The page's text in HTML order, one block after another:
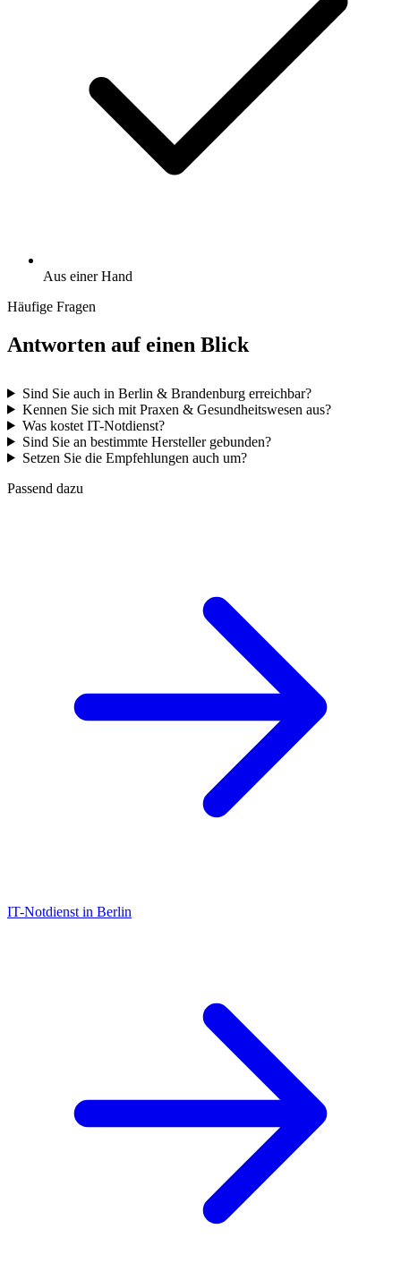
Aus einer Hand
Häufige Fragen
Antworten auf einen Blick
Sind Sie auch in Berlin & Brandenburg erreichbar?
Kennen Sie sich mit Praxen & Gesundheitswesen aus?
Was kostet IT-Notdienst?
Sind Sie an bestimmte Hersteller gebunden?
Setzen Sie die Empfehlungen auch um?
Passend dazu
IT-Notdienst in Berlin